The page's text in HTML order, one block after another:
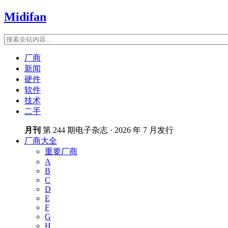
Midifan
厂商
新闻
硬件
软件
技术
二手
月刊 第 244 期电子杂志 · 2026 年 7 月发行
厂商大全
重要厂商
A
B
C
D
E
F
G
H